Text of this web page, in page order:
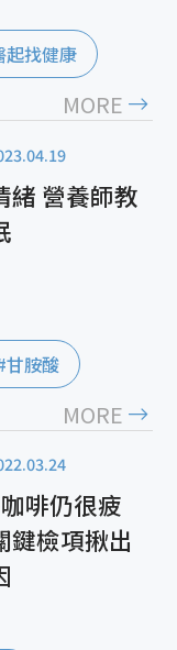
起找健康
MORE
緒 營養師教
甘胺酸
MORE
啡仍很疲
鍵檢項揪出